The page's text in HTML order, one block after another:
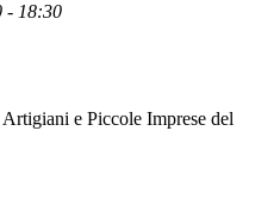
- 18:30
e Piccole Imprese del